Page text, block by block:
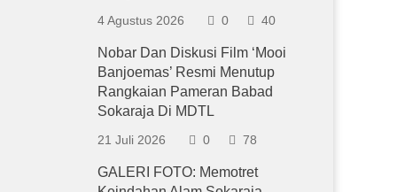
4 Agustus 2026 0 40
Nobar Dan Diskusi Film ‘Mooi
Banjoemas’ Resmi Menutup
Rangkaian Pameran Babad
Sokaraja Di MDTL
21 Juli 2026 0 78
GALERI FOTO: Memotret